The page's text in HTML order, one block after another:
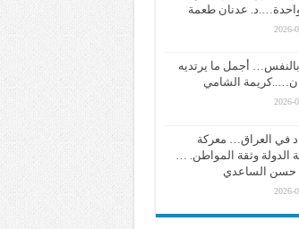
عدنان طعمة
2026-
بالنفس… أجمل ما يرتديه
الشامي
2026-
في العراق… معركة
الدولة وثقة المواطن. …
حسن الساعدي
2026-